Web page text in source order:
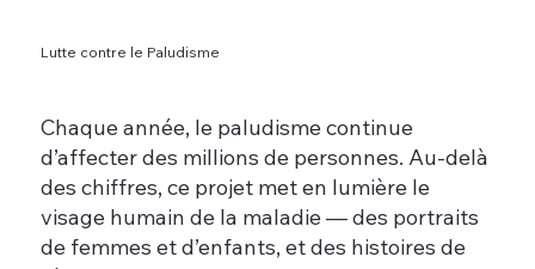
Lutte contre le Paludisme
Chaque année, le paludisme continue
d’affecter des millions de personnes. Au-delà
des chiffres, ce projet met en lumière le
visage humain de la maladie — des portraits
de femmes et d’enfants, et des histoires de